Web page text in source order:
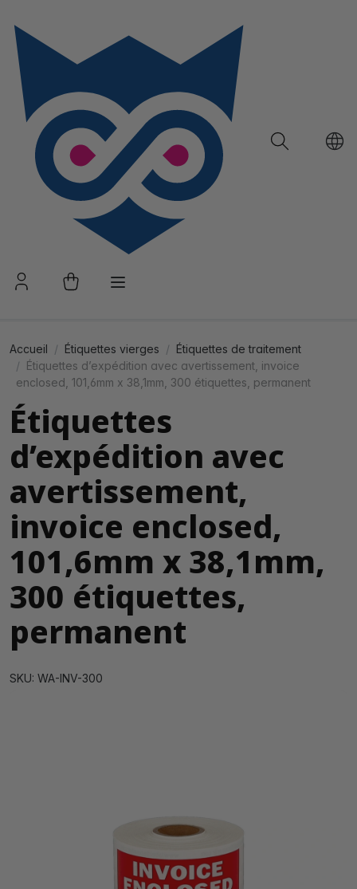
Accueil Étiquettes vierges
Étiquettes de traitement
Étiquettes d’expédition avec avertissement, invoice
enclosed, 101,6mm x 38,1mm, 300 étiquettes, permanent
Étiquettes
d’expédition avec
avertissement,
invoice enclosed,
101,6mm x 38,1mm,
300 étiquettes,
permanent
SKU: WA-INV-300